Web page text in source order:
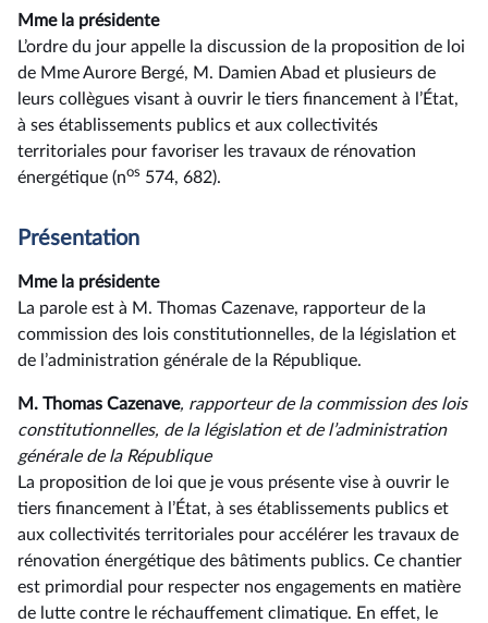
Mme la présidente
L’ordre du jour appelle la discussion de la proposition de loi
de Mme Aurore Bergé, M. Damien Abad et plusieurs de
leurs collègues visant à ouvrir le tiers financement à l’État,
à ses établissements publics et aux collectivités
territoriales pour favoriser les travaux de rénovation
énergétique (nos 574, 682).
Présentation
Mme la présidente
La parole est à M. Thomas Cazenave, rapporteur de la
commission des lois constitutionnelles, de la législation et
de l’administration générale de la République.
M. Thomas Cazenave, rapporteur de la commission des lois
constitutionnelles, de la législation et de l’administration
générale de la République
La proposition de loi que je vous présente vise à ouvrir le
tiers financement à l’État, à ses établissements publics et
aux collectivités territoriales pour accélérer les travaux de
rénovation énergétique des bâtiments publics. Ce chantier
est primordial pour respecter nos engagements en matière
de lutte contre le réchauffement climatique. En effet, le